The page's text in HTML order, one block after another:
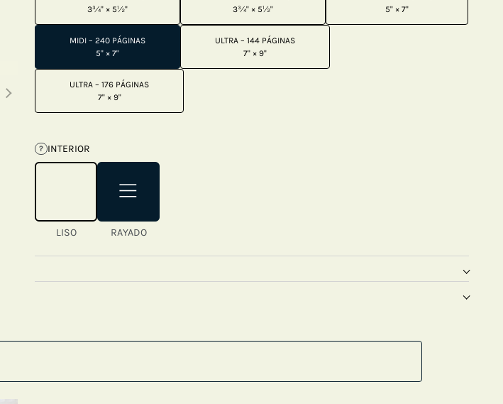
Next thumbnails
3¾" × 5½"
3¾" × 5½"
5" × 7"
MIDI – 240 PÁGINAS
5" × 7"
ULTRA – 144 PÁGINAS
7" × 9"
ULTRA – 176 PÁGINAS
7" × 9"
? INTERIOR
LISO RAYADO